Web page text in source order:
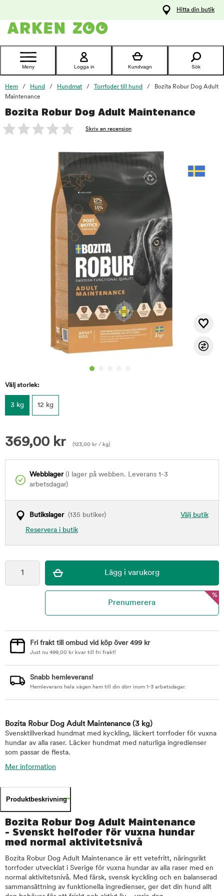
Kontakta
Hitta din butik
Meny Logga in Kundvagn Sök
Hem Hund Hundmat Torrfoder till hund
Bozita Robur Dog Adult
Maintenance
Bozita Robur Dog Adult Maintenance
Skriv en recension
Välj storlek:
3 kg 12 kg
369,00 kr (123,00 kr / kg)
Webblager(I lager på webben. Leverans 1-3
arbetsdagar)
Välj butik
Butikslager(135 butiker)
Reservera i butik
foo
%
Fri frakt till ombud vid köp över 499 kr
Just nu 499,00 kr kvar till fri frakt!
Snabb hemleverans!
Hemleverans hela vägen hem till din dörr inom 1-3 arbetsdagar.
Bozita Robur Dog Adult Maintenance (3 kg)
Svensktillverkad hundmat med kyckling, läckert torrfoder för vuxna
hundar av alla raser. Läcker hundmat med naturliga ingredienser
som passar de flesta.
Mer information
Produktbeskrivning
Bozita Robur Dog Adult Maintenance
- Svenskt helfoder för vuxna hundar
med normal aktivitetsnivå
Bozita Robur Dog Adult Maintenance är ett vetefritt, näringsrikt
torrfoder utvecklat i Sverige för vuxna hundar av alla raser med en
normal aktivitetsnivå. Med färsk, svensk kyckling och en balanserad
sammansättning av funktionella ingredienser, ger det din hund allt